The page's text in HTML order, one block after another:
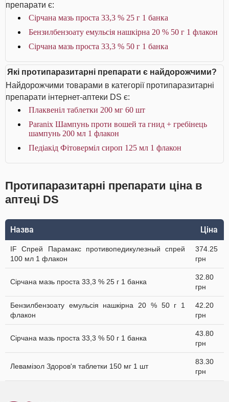
препарати є:
Сірчана мазь проста 33,3 % 25 г 1 банка
Бензилбензоату емульсія нашкірна 20 % 50 г 1 флакон
Сірчана мазь проста 33,3 % 50 г 1 банка
Які протипаразитарні препарати є найдорожчими?
Найдорожчими товарами в категорії протипаразитарні
препарати інтернет-аптеки DS є:
Плаквеніл таблетки 200 мг 60 шт
Paranix Шампунь проти вошей та гнид + гребінець
шампунь 200 мл 1 флакон
Педіакід Фітоверміл сироп 125 мл 1 флакон
Протипаразитарні препарати ціна в
аптеці DS
Назва Ціна
IF Спрей Парамакс противопедикулезный спрей
100 мл 1 флакон
374.25
грн
Сірчана мазь проста 33,3 % 25 г 1 банка
32.80
грн
Бензилбензоату емульсія нашкірна 20 % 50 г 1
флакон
42.20
грн
Сірчана мазь проста 33,3 % 50 г 1 банка
43.80
грн
Левамізол Здоров'я таблетки 150 мг 1 шт
83.30
грн